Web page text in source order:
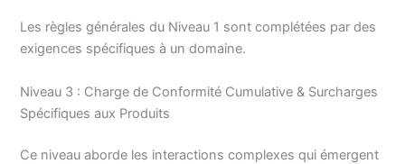
Les règles générales du Niveau 1 sont complétées par des
exigences spécifiques à un domaine.
Niveau 3 : Charge de Conformité Cumulative & Surcharges
Spécifiques aux Produits
Ce niveau aborde les interactions complexes qui émergent